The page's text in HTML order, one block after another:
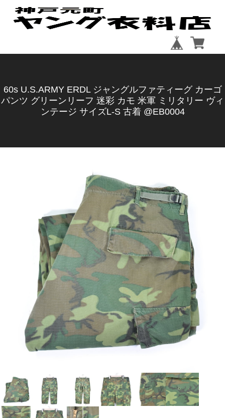
60s U.S.ARMY ERDL ジャングルファティーグ カーゴ
パンツ グリーンリーフ 迷彩 カモ 米軍 ミリタリー ヴィ
ンテージ サイズL-S 古着 @EB0004